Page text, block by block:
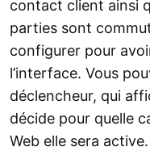
contact client ainsi
parties sont
configurer pour
l’interface. Vous
déclencheur, qui
décide pour quelle
Web elle sera active.